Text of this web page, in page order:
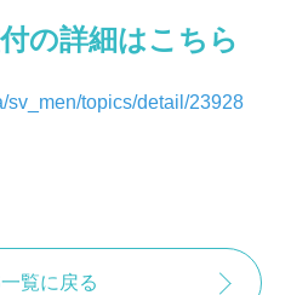
の詳細はこちら
sv_men/topics/detail/23928
覧に戻る